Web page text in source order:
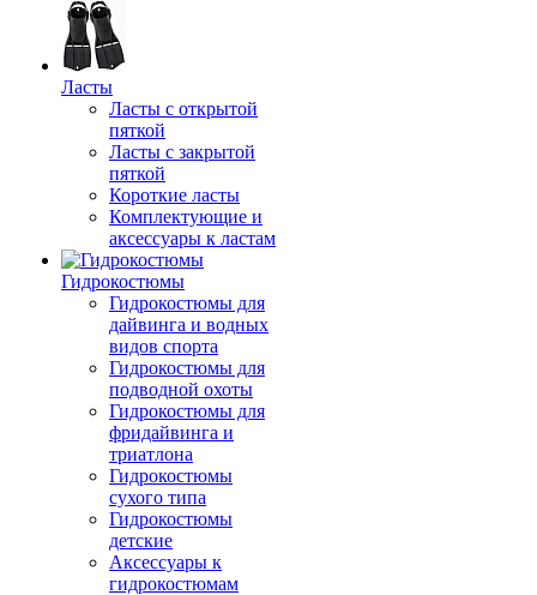
Ласты
Ласты с открытой
пяткой
Ласты с закрытой
пяткой
Короткие ласты
Комплектующие и
аксессуары к ластам
Гидрокостюмы
Гидрокостюмы для
дайвинга и водных
видов спорта
Гидрокостюмы для
подводной охоты
Гидрокостюмы для
фридайвинга и
триатлона
Гидрокостюмы
сухого типа
Гидрокостюмы
детские
Аксессуары к
гидрокостюмам